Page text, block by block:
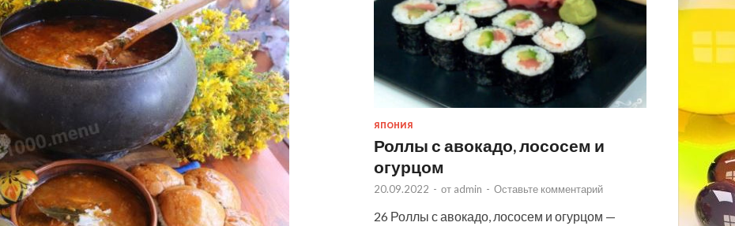
ЯПОНИЯ
Роллы с авокадо, лососем и
огурцом
20.09.2022 - от admin - Оставьте комментарий
26 Роллы с авокадо, лососем и огурцом —